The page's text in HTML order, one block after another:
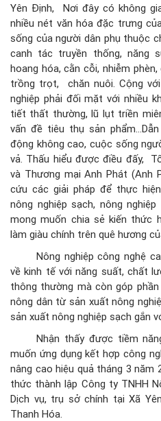
Yên Định, Nơi đây có không
nhiều nét văn hóa đặc trưng
sống của người dân phụ thuộc
canh tác truyền thống, năng
hoang hóa, cằn cỗi, nhiễm
trồng trọt, chăn nuôi. Cộng
nghiệp phải đối mặt với nhiều
tiết thất thường, lũ lụt triền
vấn đề tiêu thụ sản
động không cao, cuộc sống
vả. Thấu hiểu được điều đấy,
và Thương mại Anh Phát (Anh
cứu các giải pháp để thực
nông nghiệp sạch, nông
mong muốn chia sẻ kiến thức
làm giàu chính trên quê hương
Nông nghiệp công nghệ
về kinh tế với năng suất, chất
thông thường mà còn góp
nông dân từ sản xuất nông
sản xuất nông nghiệp sạch gắn
Nhận thấy được tiềm
muốn ứng dụng kết hợp công
nâng cao hiệu quả tháng 3 năm
thức thành lập Công ty TNHH
Dịch vụ, trụ sở chính tại Xã
Thanh Hóa.